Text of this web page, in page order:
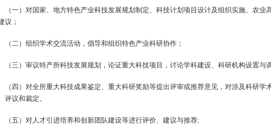
（一）对国家、地方特色产业科技发展规划制定、科技计划项目设计及组织实施、农业
议；
（二）组织学术交流活动，倡导和组织特色产业科研协作；
（三）审议特产所科技发展规划，论证重大科技项目，讨论学科建设、科研机构设置与
（四）对全所重大科技成果鉴定、重大科研奖励等提出评审或推荐意见，对涉及科研学
评议和裁定。
（五）对人才引进培养和创新团队建设等进行评价、建议与推荐;